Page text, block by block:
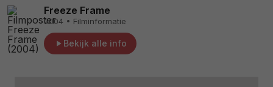
Freeze Frame
2004 • Filminformatie
Bekijk alle info